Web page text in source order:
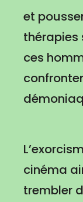
et
thérapies
ces
cinéma
trembler